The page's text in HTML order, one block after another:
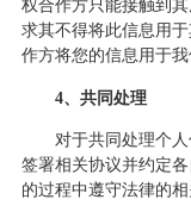
权合作方只能接触到
求其不得将此信息用
作方将您的信息用于
4、共同处理
对于共同处理个
签署相关协议并约定
的过程中遵守法律的